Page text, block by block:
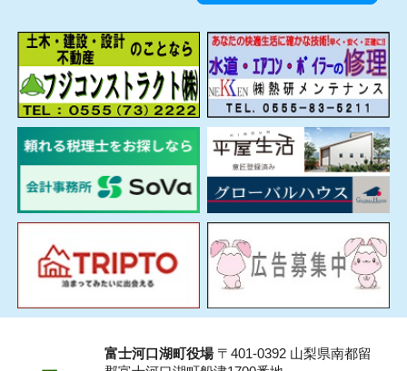
富士河口湖町役場〒401-0392 山梨県南都留